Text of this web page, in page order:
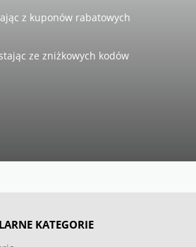
z kuponów rabatowych
ze zniżkowych kodów
KATEGORIE